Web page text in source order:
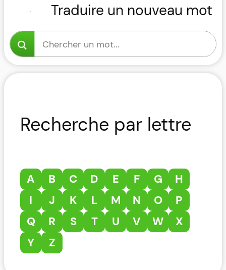
Traduire un nouveau mot
Recherche par lettre
A B C D E F G
H
I
J K L M N O
P
Q
R S T U V W
X
Y
Z